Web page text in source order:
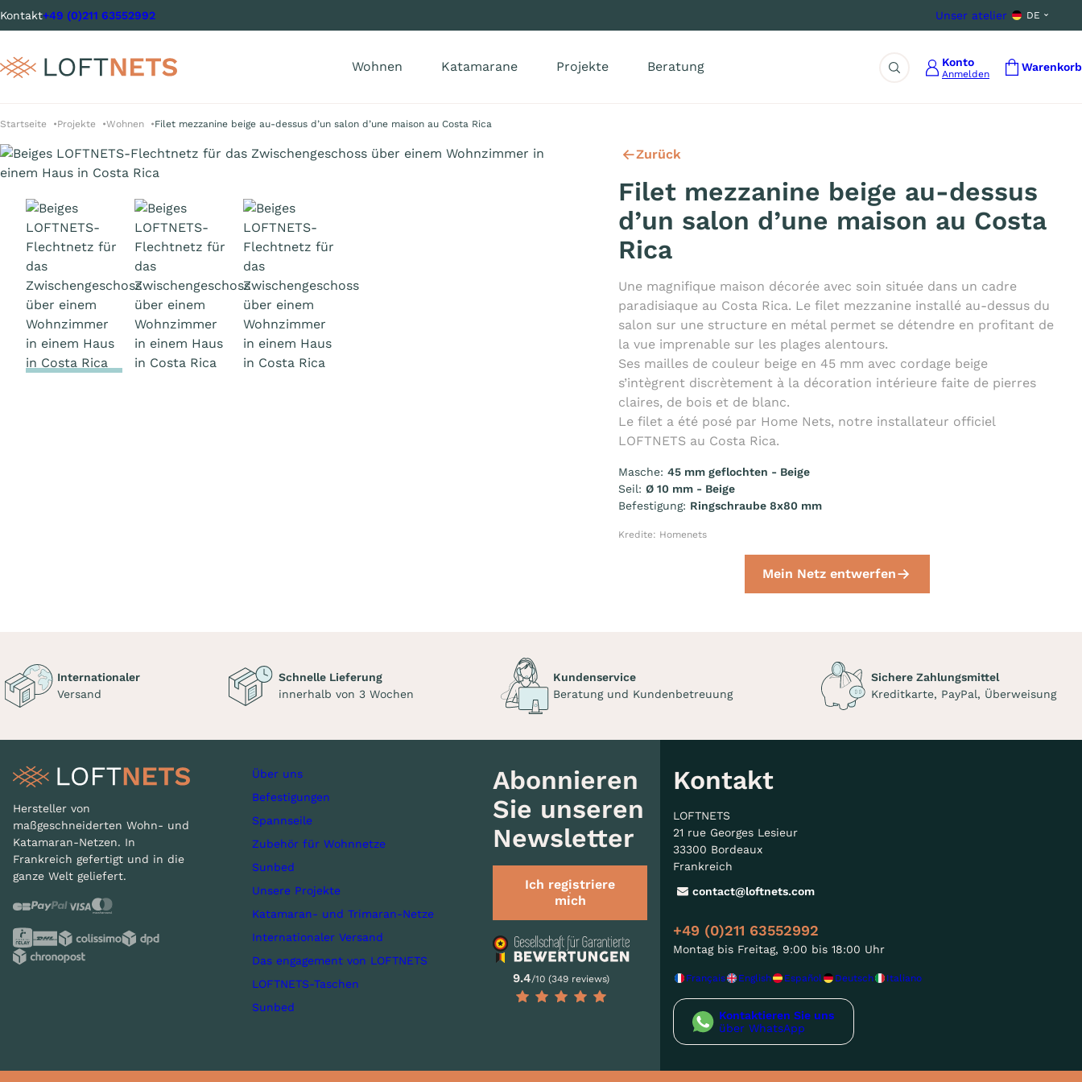
Kontakt+49 (0)211 63552992 Unser atelier DE
Wohnen Katamarane Projekte Beratung
Suche
Konto
Anmelden
Warenkorb
Startseite Projekte Wohnen Filet mezzanine beige au-dessus d’un salon d’une maison au Costa Rica
Zurück
Filet mezzanine beige au-dessus
d’un salon d’une maison au Costa
Rica
Une magnifique maison décorée avec soin située dans un cadre
paradisiaque au Costa Rica. Le filet mezzanine installé au-dessus du
salon sur une structure en métal permet se détendre en profitant de
la vue imprenable sur les plages alentours.
Ses mailles de couleur beige en 45 mm avec cordage beige
s’intègrent discrètement à la décoration intérieure faite de pierres
claires, de bois et de blanc.
Le filet a été posé par Home Nets, notre installateur officiel
LOFTNETS au Costa Rica.
Masche: 45 mm geflochten - Beige
Seil: Ø 10 mm - Beige
Befestigung: Ringschraube 8x80 mm
Kredite: Homenets
Mein Netz entwerfen
Internationaler
Versand
Schnelle Lieferung
innerhalb von 3 Wochen
Kundenservice
Beratung und Kundenbetreuung
Sichere Zahlungsmittel
Kreditkarte, PayPal, Überweisung
Hersteller von
maßgeschneiderten Wohn- und
Katamaran-Netzen. In
Frankreich gefertigt und in die
ganze Welt geliefert.
Über uns
Befestigungen
Spannseile
Zubehör für Wohnnetze
Sunbed
Unsere Projekte
Katamaran- und Trimaran-Netze
Internationaler Versand
Das engagement von LOFTNETS
LOFTNETS-Taschen
Sunbed
Abonnieren
Sie unseren
Newsletter
Ich registriere
mich
9.4/10 (349 reviews)
Kontakt
LOFTNETS
21 rue Georges Lesieur
33300 Bordeaux
Frankreich
contact@loftnets.com
+49 (0)211 63552992
Montag bis Freitag, 9:00 bis 18:00 Uhr
Français English Español Deutsch Italiano
Kontaktieren Sie uns
über WhatsApp